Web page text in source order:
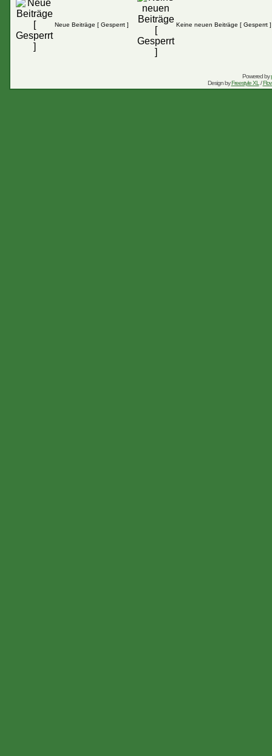
Neue Beiträge [ Gesperrt ] Keine neuen Beiträge [ Gesperrt ]
Powered by
Design byFreestyle XL /